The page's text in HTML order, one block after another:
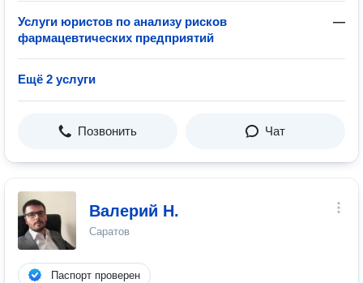
Услуги юристов по анализу рисков
фармацевтических предприятий
—
Ещё 2 услуги
Позвонить Чат
Валерий Н.
Саратов
Паспорт проверен